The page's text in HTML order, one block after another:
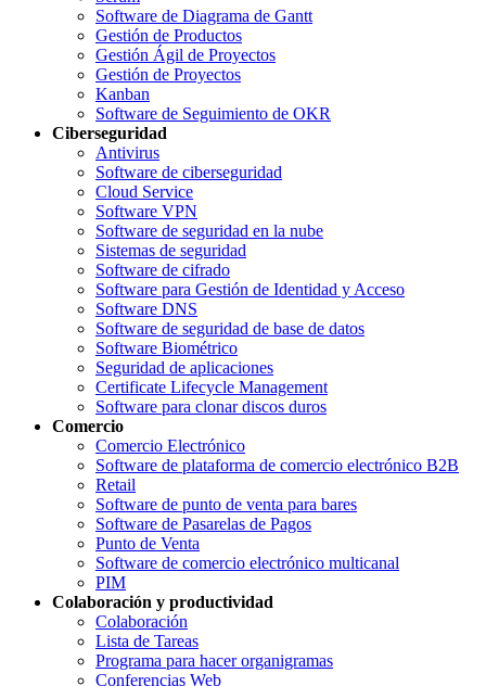
Software de Diagrama de Gantt
Gestión de Productos
Gestión Ágil de Proyectos
Gestión de Proyectos
Kanban
Software de Seguimiento de OKR
Ciberseguridad
Antivirus
Software de ciberseguridad
Cloud Service
Software VPN
Software de seguridad en la nube
Sistemas de seguridad
Software de cifrado
Software para Gestión de Identidad y Acceso
Software DNS
Software de seguridad de base de datos
Software Biométrico
Seguridad de aplicaciones
Certificate Lifecycle Management
Software para clonar discos duros
Comercio
Comercio Electrónico
Software de plataforma de comercio electrónico B2B
Retail
Software de punto de venta para bares
Software de Pasarelas de Pagos
Punto de Venta
Software de comercio electrónico multicanal
PIM
Colaboración y productividad
Colaboración
Lista de Tareas
Programa para hacer organigramas
Conferencias Web